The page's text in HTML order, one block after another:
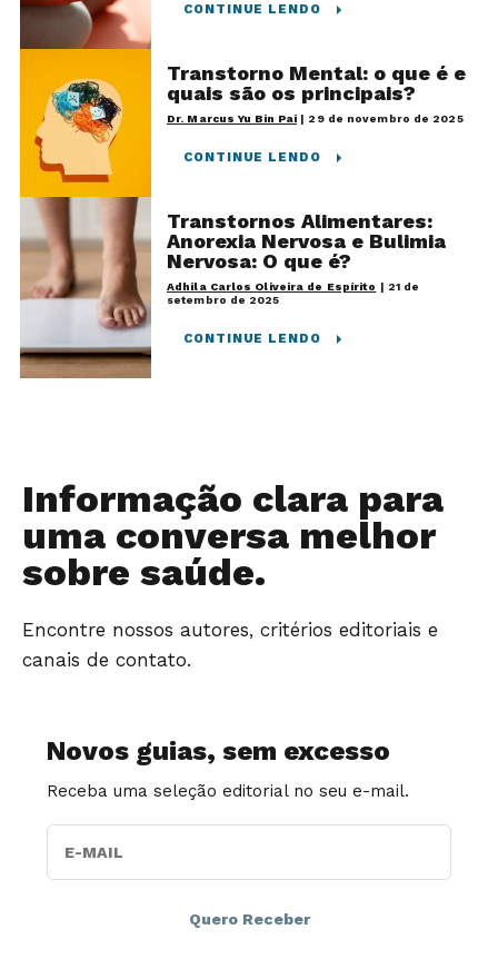
CONTINUE LENDO
Transtorno Mental: o que é e
quais são os principais?
Dr. Marcus Yu Bin Pai | 29 de novembro de 2025
CONTINUE LENDO
Transtornos Alimentares:
Anorexia Nervosa e Bulimia
Nervosa: O que é?
Adhila Carlos Oliveira de Espírito | 21 de
setembro de 2025
CONTINUE LENDO
Informação clara para
uma conversa melhor
sobre saúde.
Encontre nossos autores, critérios editoriais e
canais de contato.
Novos guias, sem excesso
Receba uma seleção editorial no seu e-mail.